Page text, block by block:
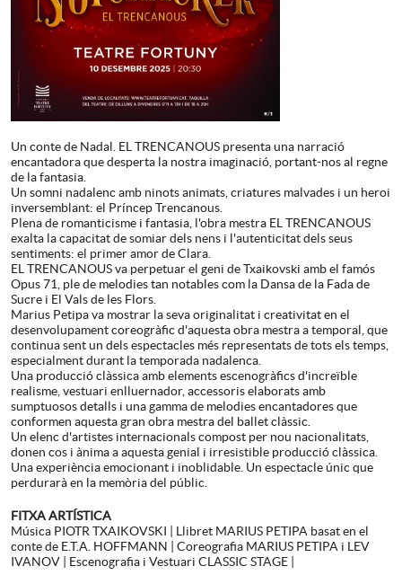
Un conte de Nadal. EL TRENCANOUS presenta una narració
encantadora que desperta la nostra imaginació, portant-nos al regne
de la fantasia.
Un somni nadalenc amb ninots animats, criatures malvades i un heroi
inversemblant: el Príncep Trencanous.
Plena de romanticisme i fantasia, l'obra mestra EL TRENCANOUS
exalta la capacitat de somiar dels nens i l'autenticitat dels seus
sentiments: el primer amor de Clara.
EL TRENCANOUS va perpetuar el geni de Txaikovski amb el famós
Opus 71, ple de melodies tan notables com la Dansa de la Fada de
Sucre i El Vals de les Flors.
Marius Petipa va mostrar la seva originalitat i creativitat en el
desenvolupament coreogràfic d'aquesta obra mestra a temporal, que
continua sent un dels espectacles més representats de tots els temps,
especialment durant la temporada nadalenca.
Una producció clàssica amb elements escenogràfics d'increïble
realisme, vestuari enlluernador, accessoris elaborats amb
sumptuosos detalls i una gamma de melodies encantadores que
conformen aquesta gran obra mestra del ballet clàssic.
Un elenc d'artistes internacionals compost per nou nacionalitats,
donen cos i ànima a aquesta genial i irresistible producció clàssica.
Una experiència emocionant i inoblidable. Un espectacle únic que
perdurarà en la memòria del públic.
FITXA ARTÍSTICA
Música PIOTR TXAIKOVSKI | Llibret MARIUS PETIPA basat en el
conte de E.T.A. HOFFMANN | Coreografia MARIUS PETIPA i LEV
IVANOV | Escenografia i Vestuari CLASSIC STAGE |